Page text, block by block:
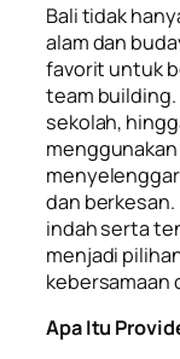
Bali tidak
alam dan
favorit untuk
team building.
sekolah,
dan
indah serta
menjadi
kebersamaan
Apa Itu